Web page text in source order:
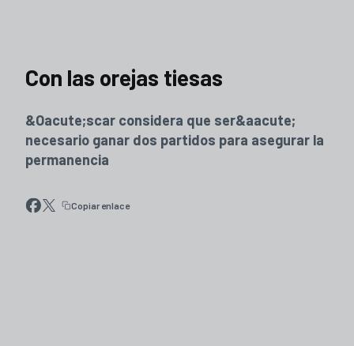
Con las orejas tiesas
&Oacute;scar considera que ser&aacute;
necesario ganar dos partidos para asegurar la
permanencia
Copiar enlace